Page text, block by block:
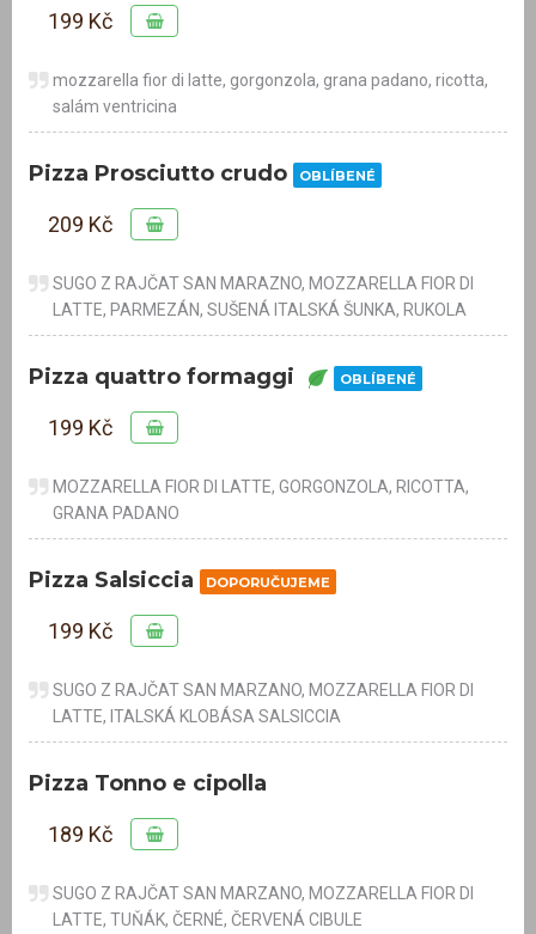
199 Kč
mozzarella fior di latte, gorgonzola, grana padano, ricotta,
salám ventricina
Pizza Prosciutto crudo OBLÍBENÉ
209 Kč
SUGO Z RAJČAT SAN MARAZNO, MOZZARELLA FIOR DI
LATTE, PARMEZÁN, SUŠENÁ ITALSKÁ ŠUNKA, RUKOLA
Pizza quattro formaggi OBLÍBENÉ
199 Kč
MOZZARELLA FIOR DI LATTE, GORGONZOLA, RICOTTA,
GRANA PADANO
Pizza Salsiccia DOPORUČUJEME
199 Kč
SUGO Z RAJČAT SAN MARZANO, MOZZARELLA FIOR DI
LATTE, ITALSKÁ KLOBÁSA SALSICCIA
Pizza Tonno e cipolla
189 Kč
SUGO Z RAJČAT SAN MARZANO, MOZZARELLA FIOR DI
LATTE, TUŇÁK, ČERNÉ, ČERVENÁ CIBULE